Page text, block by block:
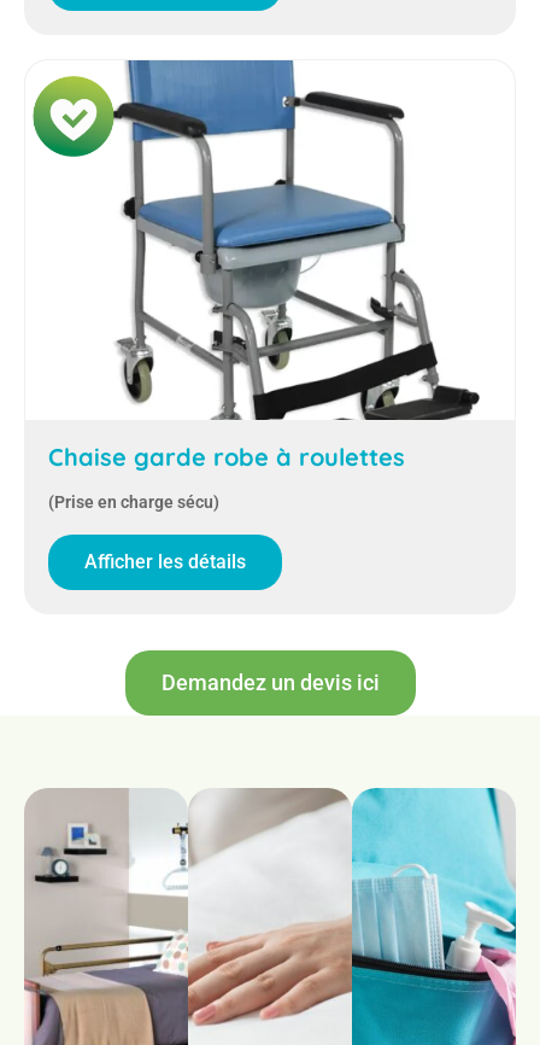
Chaise garde robe à roulettes
(Prise en charge sécu)
Afficher les détails
Demandez un devis ici